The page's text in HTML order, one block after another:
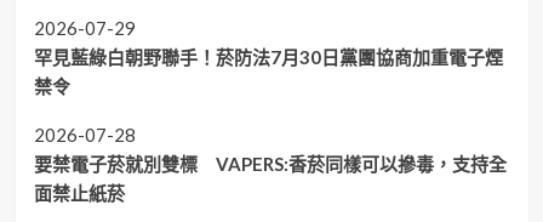
2026-07-29
罕見藍綠白朝野聯手！菸防法7月30日黨團協商加重電子煙
禁令
2026-07-28
要禁電子菸就別雙標 VAPERS:香菸同樣可以摻毒，支持全
面禁止紙菸